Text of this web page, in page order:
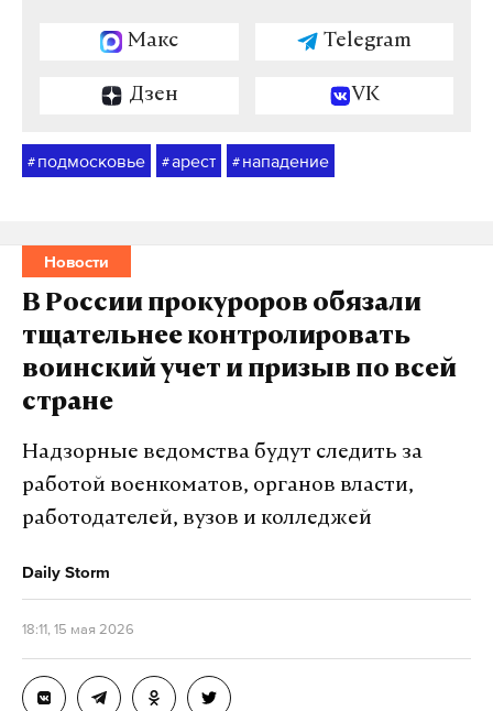
Макс Telegram
Дзен VK
# подмосковье #арест # нападение
Новости
В России прокуроров обязали
тщательнее контролировать
воинский учет и призыв по всей
стране
Надзорные ведомства будут следить за
работой военкоматов, органов власти,
работодателей, вузов и колледжей
Daily Storm
18:11, 15 мая 2026